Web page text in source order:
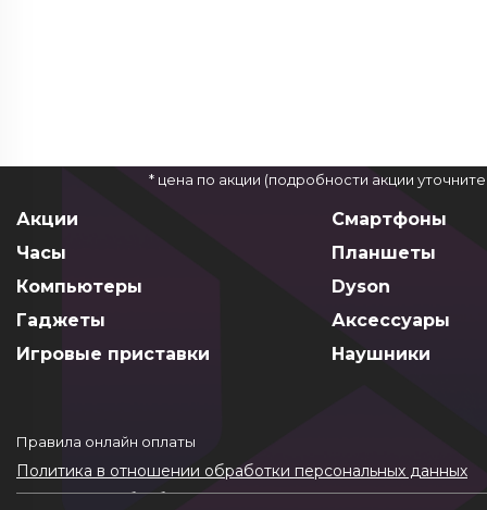
* цена по акции (подробности акции
Акции
Смартфоны
Часы
Планшеты
Компьютеры
Dyson
Гаджеты
Аксессуары
Игровые приставки
Наушники
Правила онлайн оплаты
Политика в отношении обработки персональных данных
Согласие на обработку ПДн